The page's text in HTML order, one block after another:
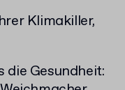
Klimakiller,
die Gesundheit: